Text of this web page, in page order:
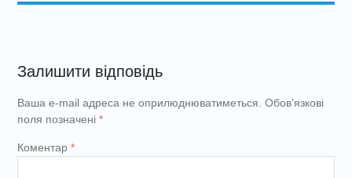
Залишити відповідь
Ваша e-mail адреса не оприлюднюватиметься. Обов’язкові
поля позначені *
Коментар *